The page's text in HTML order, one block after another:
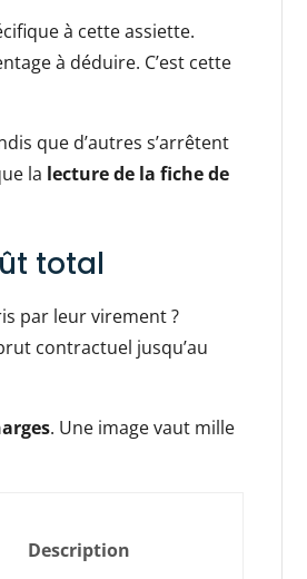
à cette assiette.
à déduire. C’est cette
que d’autres s’arrêtent
la lecture de la fiche de
total
par leur virement ?
contractuel jusqu’au
. Une image vaut mille
Description